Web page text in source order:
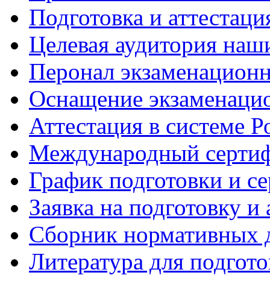
Подготовка и
Целевая аудитория
Перонал
Оснащение
Аттестация в системе
Международный
График подготовки и
Заявка на подготовку и
Сборник нормативных
Литература для